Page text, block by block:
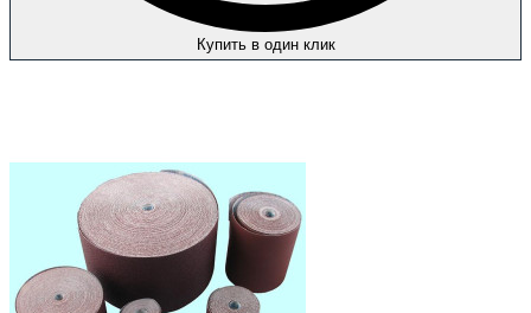
Купить в один клик